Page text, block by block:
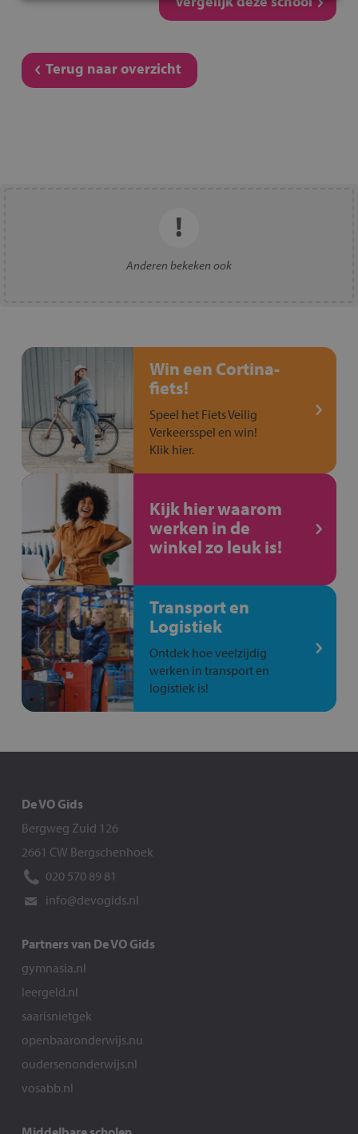
Terug naar overzicht
Anderen bekeken ook
Win een Cortina-
fiets!
Speel het Fiets Veilig
Verkeersspel en win!
Klik hier.
Kijk hier waarom
werken in de
winkel zo leuk is!
Transport en
Logistiek
Ontdek hoe veelzijdig
werken in transport en
logistiek is!
De VO Gids
Bergweg Zuid 126
2661 CW Bergschenhoek
020 570 89 81
info@devogids.nl
Partners van De VO Gids
gymnasia.nl
leergeld.nl
saarisnietgek
openbaaronderwijs.nu
oudersenonderwijs.nl
vosabb.nl